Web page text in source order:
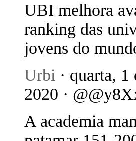
UBI melhora
ranking das
jovens do
Urbi · quarta,
2020 ·
A academia